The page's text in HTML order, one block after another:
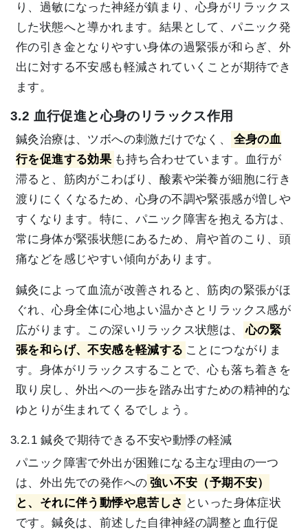
り、過敏になった神経が鎮まり、心身がリラックス
した状態へと導かれます。結果として、パニック発
作の引き金となりやすい身体の過緊張が和らぎ、外
出に対する不安感も軽減されていくことが期待でき
ます。
3.2 血行促進と心身のリラックス作用
鍼灸治療は、ツボへの刺激だけでなく、
全身の血
行を促進する効果 も持ち合わせています。血行が
滞ると、筋肉がこわばり、酸素や栄養が細胞に行き
渡りにくくなるため、心身の不調や緊張感が増しや
すくなります。特に、パニック障害を抱える方は、
常に身体が緊張状態にあるため、肩や首のこり、頭
痛などを感じやすい傾向があります。
鍼灸によって血流が改善されると、筋肉の緊張がほ
ぐれ、心身全体に心地よい温かさとリラックス感が
広がります。この深いリラックス状態は、
心の緊
張を和らげ、不安感を軽減する ことにつながりま
す。身体がリラックスすることで、心も落ち着きを
取り戻し、外出への一歩を踏み出すための精神的な
ゆとりが生まれてくるでしょう。
3.2.1 鍼灸で期待できる不安や動悸の軽減
パニック障害で外出が困難になる主な理由の一つ
は、外出先での発作への 強い不安（予期不安）
と、それに伴う動悸や息苦しさ といった身体症状
です。鍼灸は、前述した自律神経の調整と血行促